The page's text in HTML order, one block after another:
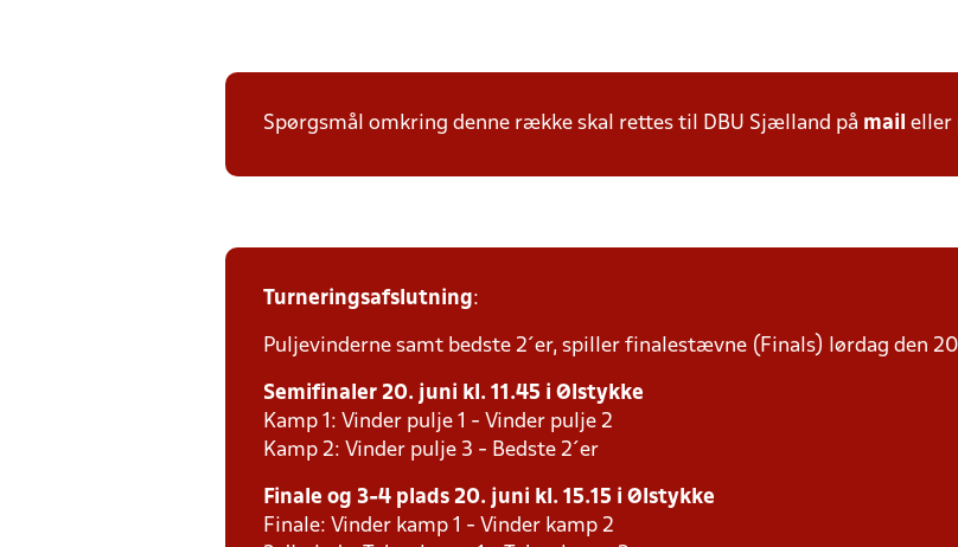
Spørgsmål omkring denne række skal rettes til DBU Sjælland på mail eller
Turneringsafslutning:
Puljevinderne samt bedste 2´er, spiller finalestævne (Finals) lørdag den
Semifinaler 20. juni kl. 11.45 i Ølstykke
Kamp 1: Vinder pulje 1 - Vinder pulje 2
Kamp 2: Vinder pulje 3 - Bedste 2´er
Finale og 3-4 plads 20. juni kl. 15.15 i Ølstykke
Finale: Vinder kamp 1 - Vinder kamp 2